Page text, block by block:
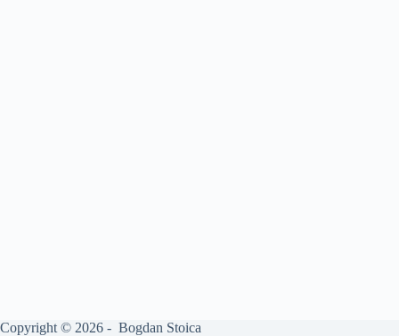
Copyright © 2026 - Bogdan Stoica